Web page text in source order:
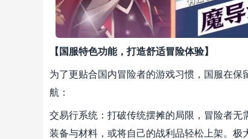
【国服特色功能，打造舒适冒险体验】
为了更贴合国内冒险者的游戏习惯，国服在
航：
交易行系统：打破传统摆摊的局限，冒险者
装备与材料，或将自己的战利品轻松上架。极